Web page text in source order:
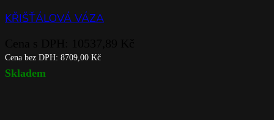
KŘIŠŤÁLOVÁ VÁZA
Cena bez DPH: 8709,00 Kč
Skladem